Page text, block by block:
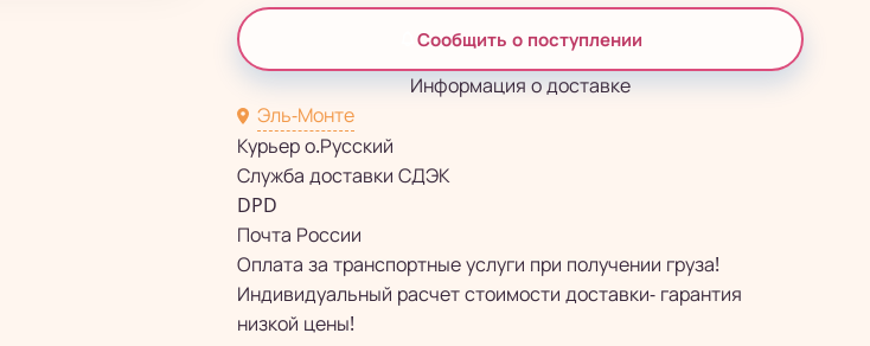
Сообщить о поступлении
Информация о доставке
Эль-Монте
Курьер о.Русский
Служба доставки СДЭК
DPD
Почта России
Оплата за транспортные услуги при получении груза!
Индивидуальный расчет стоимости доставки- гарантия
низкой цены!